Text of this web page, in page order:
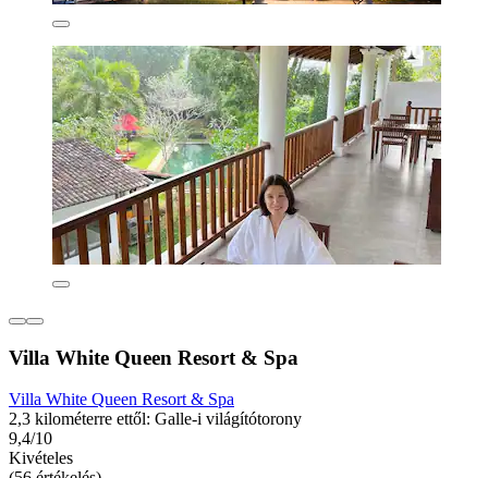
Villa White Queen Resort & Spa
Villa White Queen Resort & Spa
2,3 kilométerre ettől: Galle-i világítótorony
9,4/10
Kivételes